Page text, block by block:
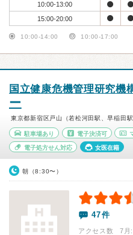
10:00-13:00
15:00-20:00
10:00-14:00 10:00-17:00
国立健康危機管理研究機
ー
東京都新宿区戸山（若松河田駅、早稲田
駐車場あり 電子決済可
電子処方せん対応 女医在籍
朝（8:30〜）
47件
アクセス数 7月: